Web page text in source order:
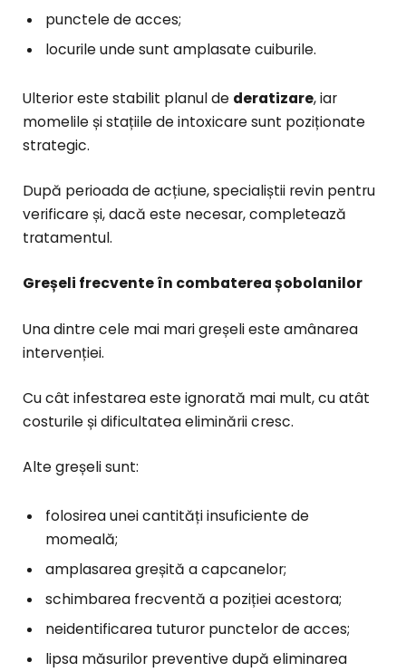
punctele de acces;
locurile unde sunt amplasate cuiburile.
Ulterior este stabilit planul de deratizare, iar
momelile și stațiile de intoxicare sunt poziționate
strategic.
După perioada de acțiune, specialiștii revin pentru
verificare și, dacă este necesar, completează
tratamentul.
Greșeli frecvente în combaterea șobolanilor
Una dintre cele mai mari greșeli este amânarea
intervenției.
Cu cât infestarea este ignorată mai mult, cu atât
costurile și dificultatea eliminării cresc.
Alte greșeli sunt:
folosirea unei cantități insuficiente de
momeală;
amplasarea greșită a capcanelor;
schimbarea frecventă a poziției acestora;
neidentificarea tuturor punctelor de acces;
lipsa măsurilor preventive după eliminarea